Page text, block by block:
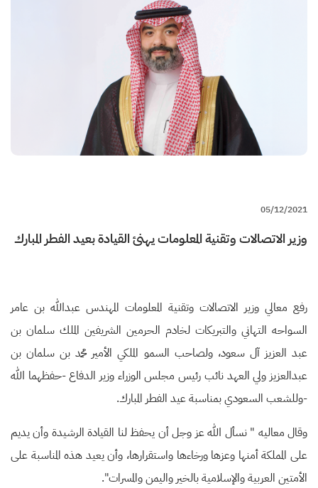
05/12/2021
وزير الاتصالات وتقنية المعلومات يهنئ القيادة بعيد الفطر المبارك
رفع معالي وزير الاتصالات وتقنية المعلومات المهندس عبدالله بن عامر
السواحه التهاني والتبريكات لخادم الحرمين الشريفين الملك سلمان بن
عبد العزيز آل سعود، ولصاحب السمو الملكي الأمير محمد بن سلمان بن
عبدالعزيز ولي العهد نائب رئيس مجلس الوزراء وزير الدفاع -حفظهما الله
-وللشعب السعودي بمناسبة عيد الفطر المبارك.
وقال معاليه " نسأل الله عز وجل أن يحفظ لنا القيادة الرشيدة وأن يديم
على المملكة أمنها وعزها ورخاءها واستقرارها، وأن يعيد هذه المناسبة على
الأمتين العربية والإسلامية بالخير واليمن والمسرات".